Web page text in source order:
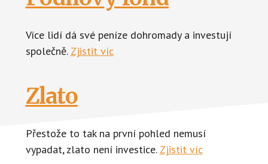
Více lidí dá své peníze dohromady a investují
společně. Zjistit víc
Zlato
Přestože to tak na první pohled nemusí
vypadat, zlato není investice. Zjistit víc